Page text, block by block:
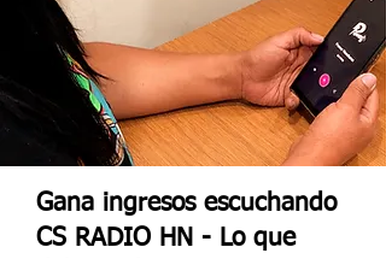
Gana ingresos escuchando
CS RADIO HN - Lo que